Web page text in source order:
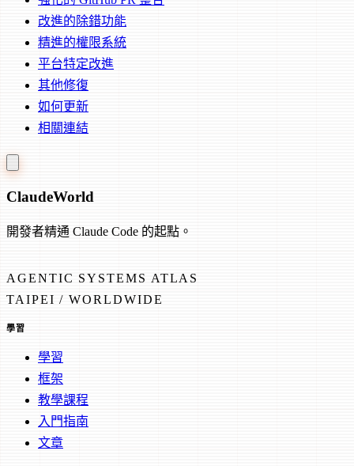
改進的除錯功能
精進的權限系統
平台特定改進
其他修復
如何更新
相關連結
ClaudeWorld
開發者精通 Claude Code 的起點。
AGENTIC SYSTEMS ATLAS
TAIPEI / WORLDWIDE
學習
學習
框架
教學課程
入門指南
文章